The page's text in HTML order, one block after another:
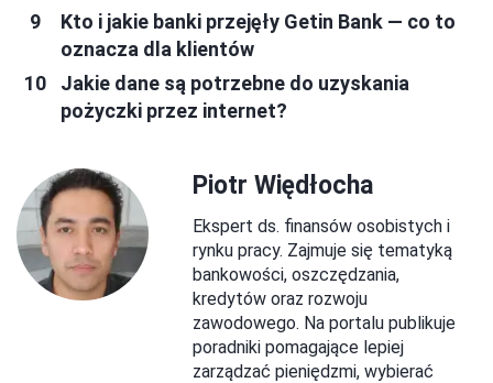
Kto i jakie banki przejęły Getin Bank — co to
oznacza dla klientów
Jakie dane są potrzebne do uzyskania
pożyczki przez internet?
Piotr Więdłocha
Ekspert ds. finansów osobistych i
rynku pracy. Zajmuje się tematyką
bankowości, oszczędzania,
kredytów oraz rozwoju
zawodowego. Na portalu publikuje
poradniki pomagające lepiej
zarządzać pieniędzmi, wybierać